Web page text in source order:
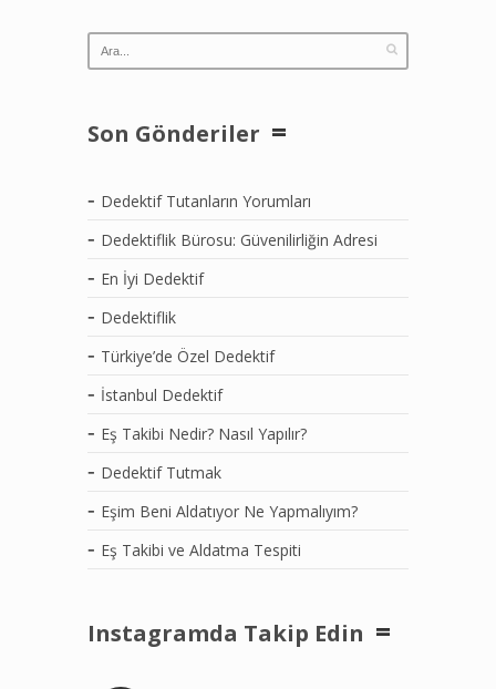
Son Gönderiler
Dedektif Tutanların Yorumları
Dedektiflik Bürosu: Güvenilirliğin Adresi
En İyi Dedektif
Dedektiflik
Türkiye’de Özel Dedektif
İstanbul Dedektif
Eş Takibi Nedir? Nasıl Yapılır?
Dedektif Tutmak
Eşim Beni Aldatıyor Ne Yapmalıyım?
Eş Takibi ve Aldatma Tespiti
Instagramda Takip Edin